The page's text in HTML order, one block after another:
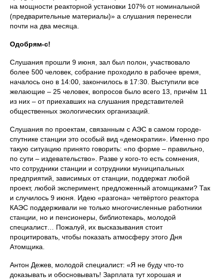
на мощности реакторной установки 107% от номинальной
(предварительные материалы)» а слушания перенесли
почти на два месяца.
Одобрям-с!
Слушания прошли 9 июня, зал был полон, участвовало
более 500 человек, собрание проходило в рабочее время,
началось оно в 14:00, закончилось в 17:30. Выступили все
желающие – 25 человек, вопросов было всего 13, причём 11
из них – от приехавших на слушания представителей
общественных экологических организаций.
Слушания по проектам, связанным с АЭС в самом городе-
спутнике станции это особый вид «демократии». Именно про
такую ситуацию принято говорить: «по форме – правильно,
по сути – издевательство». Разве у кого-то есть сомнения,
что сотрудники станции и сотрудники муниципальных
предприятий, зависимых от станции, поддержат любой
проект, любой эксперимент, предложенный атомщиками? Так
и случилось 9 июня. Идею «разгона» четвёртого реактора
КАЭС поддерживали не только многочисленные работники
станции, но и пенсионеры, библиотекарь, молодой
специалист… Пожалуй, их высказывания стоит
процитировать, чтобы показать атмосферу этого Дня
Атомщика.
Антон Дежев, молодой специалист: «Я не буду что-то
доказывать и обосновывать! Зарплата тут хорошая и